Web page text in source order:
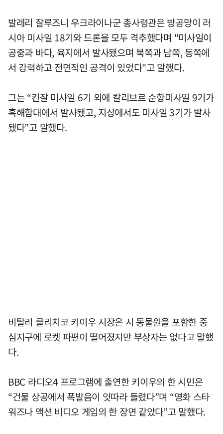
발레리 잘루즈니 우크라이나군 총사령관은 방공망이 러
시아 미사일 18기와 드론을 모두 격추했다며 "미사일이
공중과 바다, 육지에서 발사됐으며 북쪽과 남쪽, 동쪽에
서 강력하고 전면적인 공격이 있었다"고 말했다.
그는 “킨잘 미사일 6기 외에 칼리브르 순항미사일 9기가
흑해함대에서 발사됐고, 지상에서도 미사일 3기가 발사
됐다”고 말했다.
비탈리 클리치코 키이우 시장은 시 동물원을 포함한 중
심지구에 로켓 파편이 떨어졌지만 부상자는 없다고 말했
다.
BBC 라디오4 프로그램에 출연한 키이우의 한 시민은
“건물 상공에서 폭발음이 잇따라 들렸다”며 “영화 스타
워즈나 액션 비디오 게임의 한 장면 같았다”고 말했다.